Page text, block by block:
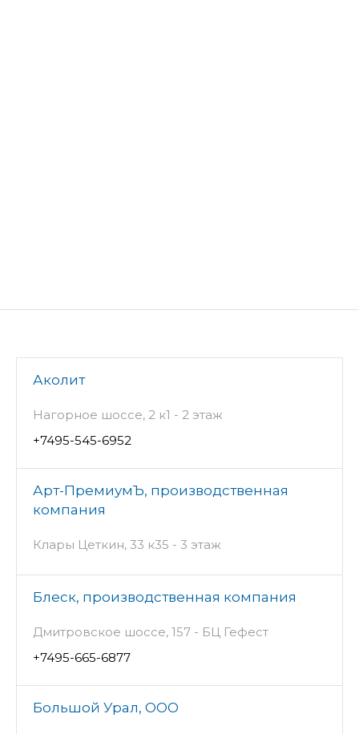
Аколит
Нагорное шоссе, 2 к1 - 2 этаж
+7495-545-6952
Арт-ПремиумЪ, производственная
компания
Клары Цеткин, 33 к35 - 3 этаж
Блеск, производственная компания
Дмитровское шоссе, 157 - БЦ Гефест
+7495-665-6877
Большой Урал, ООО